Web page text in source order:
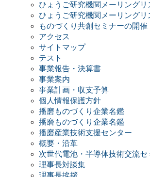
ひょうご研究機関メーリングリ
ひょうご研究機関メーリング
ものづくり共創セミナーの開催
アクセス
サイトマップ
テスト
事業報告・決算書
事業案内
事業計画・収支予算
個人情報保護方針
播磨ものづくり企業名鑑
播磨ものづくり企業名鑑
播磨産業技術支援センター
概要・沿革
次世代電池・半導体技術交流セ
理事長対談集
理事長挨拶